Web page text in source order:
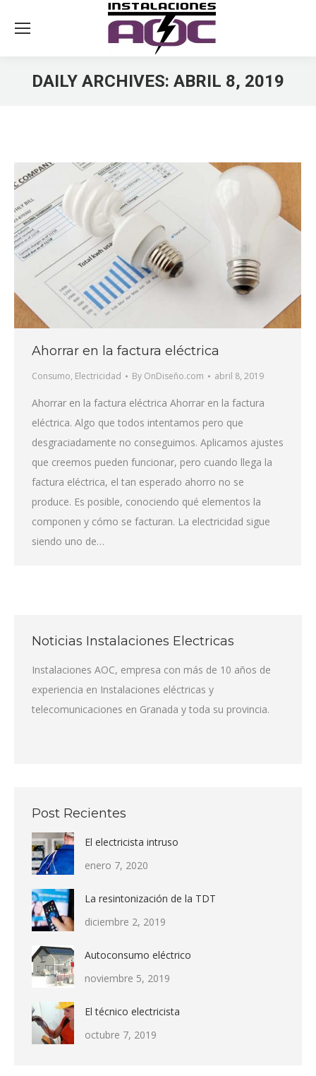
DAILY ARCHIVES: ABRIL 8, 2019
Ahorrar en la factura eléctrica
Consumo, Electricidad By OnDiseño.com abril 8, 2019
Ahorrar en la factura eléctrica Ahorrar en la factura
eléctrica. Algo que todos intentamos pero que
desgraciadamente no conseguimos. Aplicamos ajustes
que creemos pueden funcionar, pero cuando llega la
factura eléctrica, el tan esperado ahorro no se
produce. Es posible, conociendo qué elementos la
componen y cómo se facturan. La electricidad sigue
siendo uno de…
Noticias Instalaciones Electricas
Instalaciones AOC, empresa con más de 10 años de
experiencia en Instalaciones eléctricas y
telecomunicaciones en Granada y toda su provincia.
Post Recientes
El electricista intruso
enero 7, 2020
La resintonización de la TDT
diciembre 2, 2019
Autoconsumo eléctrico
noviembre 5, 2019
El técnico electricista
octubre 7, 2019